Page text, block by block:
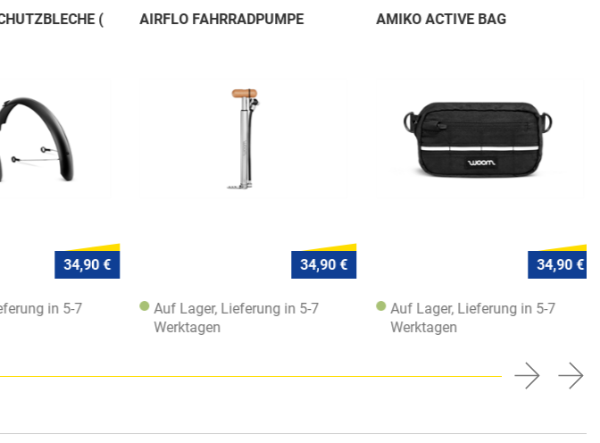
(
34,90 €
in 5-7
AIRFLO FAHRRADPUMPE
34,90 €
Auf Lager, Lieferung in 5-7
Werktagen
AMIKO ACTIVE BAG
34,90 €
Auf Lager, Lieferung in 5-7
Werktagen